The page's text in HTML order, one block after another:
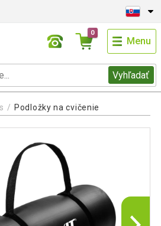
Vyhľadať
0
Menu
Podložky na cvičenie